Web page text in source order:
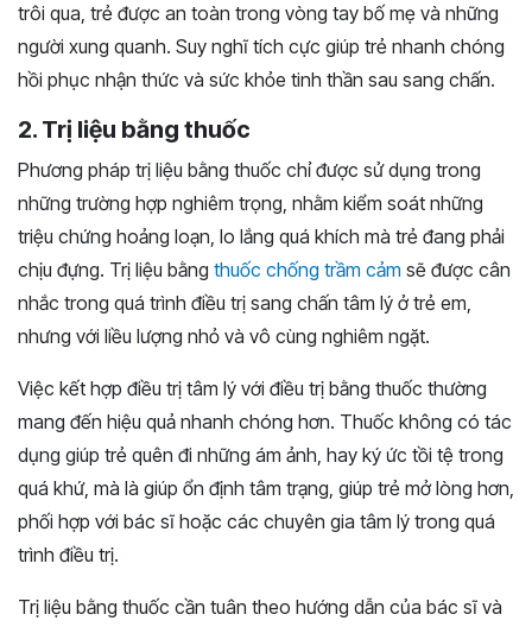
trôi qua, trẻ được an toàn trong vòng tay bố mẹ và những
người xung quanh. Suy nghĩ tích cực giúp trẻ nhanh chóng
hồi phục nhận thức và sức khỏe tinh thần sau sang chấn.
2. Trị liệu bằng thuốc
Phương pháp trị liệu bằng thuốc chỉ được sử dụng trong
những trường hợp nghiêm trọng, nhằm kiểm soát những
triệu chứng hoảng loạn, lo lắng quá khích mà trẻ đang phải
chịu đựng. Trị liệu bằng thuốc chống trầm cảm sẽ được cân
nhắc trong quá trình điều trị sang chấn tâm lý ở trẻ em,
nhưng với liều lượng nhỏ và vô cùng nghiêm ngặt.
Việc kết hợp điều trị tâm lý với điều trị bằng thuốc thường
mang đến hiệu quả nhanh chóng hơn. Thuốc không có tác
dụng giúp trẻ quên đi những ám ảnh, hay ký ức tồi tệ trong
quá khứ, mà là giúp ổn định tâm trạng, giúp trẻ mở lòng hơn,
phối hợp với bác sĩ hoặc các chuyên gia tâm lý trong quá
trình điều trị.
Trị liệu bằng thuốc cần tuân theo hướng dẫn của bác sĩ và